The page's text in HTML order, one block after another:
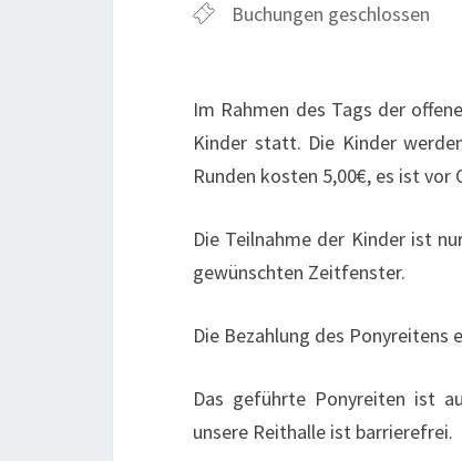
Buchungen geschlossen
Im Rahmen des Tags der
Kinder statt. Die Kinder
Runden kosten 5,00€, es ist vor
Die Teilnahme der Kinder ist
gewünschten Zeitfenster.
Die Bezahlung des
Das geführte Ponyreiten ist
unsere Reithalle ist barrierefrei.